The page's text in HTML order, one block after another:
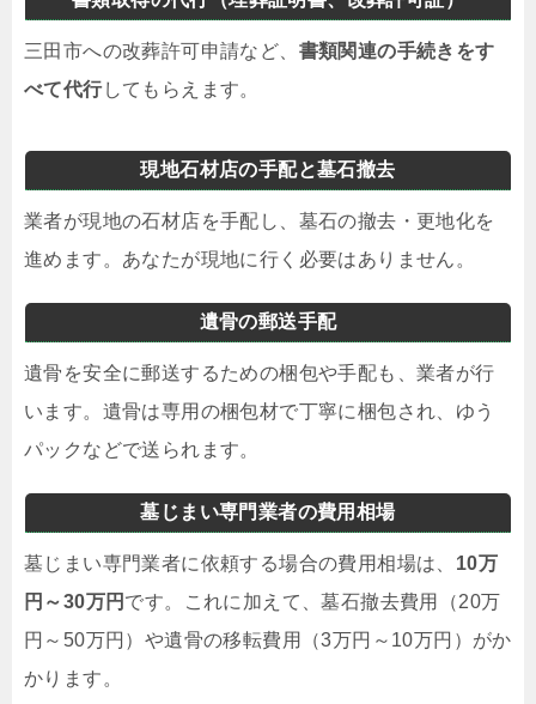
三田市への改葬許可申請など、 書類関連の手続きをす
べて代行してもらえます。
現地石材店の手配と墓石撤去
業者が現地の石材店を手配し、墓石の撤去・更地化を
進めます。あなたが現地に行く必要はありません。
遺骨の郵送手配
遺骨を安全に郵送するための梱包や手配も、業者が行
います。遺骨は専用の梱包材で丁寧に梱包され、ゆう
パックなどで送られます。
墓じまい専門業者の費用相場
墓じまい専門業者に依頼する場合の費用相場は、 10万
円～30万円 です。これに加えて、墓石撤去費用（20万
円～50万円）や遺骨の移転費用（3万円～10万円）がか
かります。